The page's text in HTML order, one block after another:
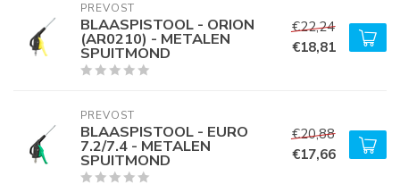
PREVOST
BLAASPISTOOL - ORION
(AR0210) - METALEN
SPUITMOND
€22,24
€18,81
PREVOST
BLAASPISTOOL - EURO
7.2/7.4 - METALEN
SPUITMOND
€20,88
€17,66